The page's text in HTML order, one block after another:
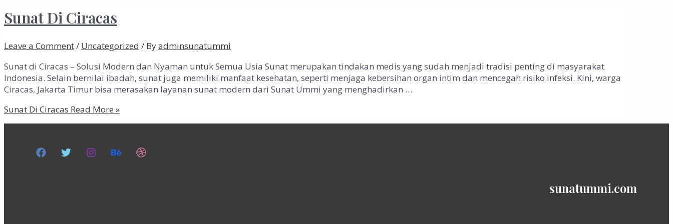
Sunat Di Ciracas
Leave a Comment/ Uncategorized / Byadminsunatummi
Sunat di Ciracas – Solusi Modern dan Nyaman untuk Semua Usia Sunat merupakan tindakan medis yang sudah menjadi tradisi penting di masyarakat
Indonesia. Selain bernilai ibadah, sunat juga memiliki manfaat kesehatan, seperti menjaga kebersihan organ intim dan mencegah risiko infeksi. Kini, warga
Ciracas, Jakarta Timur bisa merasakan layanan sunat modern dari Sunat Ummi yang menghadirkan …
Sunat Di Ciracas Read More »
sunatummi.com